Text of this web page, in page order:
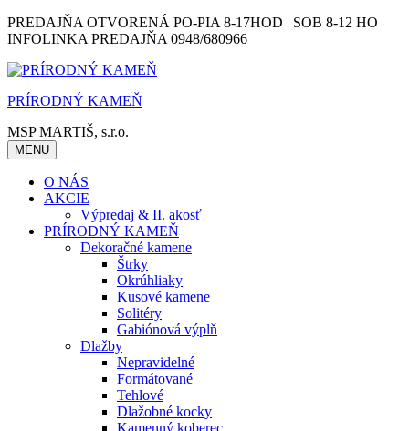
Skip
to
PREDAJŇA OTVORENÁ PO-PIA 8-17HOD | SOB 8-12 HO |
INFOLINKA PREDAJŇA 0948/680966
PRÍRODNÝ KAMEŇ
MSP MARTIŠ, s.r.o.
MENU
O NÁS
AKCIE
Výpredaj & II. akosť
PRÍRODNÝ KAMEŇ
Dekoračné kamene
Štrky
Okrúhliaky
Kusové kamene
Solitéry
Gabiónová výplň
Dlažby
Nepravidelné
Formátované
Tehlové
Dlažobné kocky
Kamenný koberec